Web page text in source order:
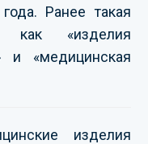
Ранее такая
как «изделия
и «медицинская
изделия